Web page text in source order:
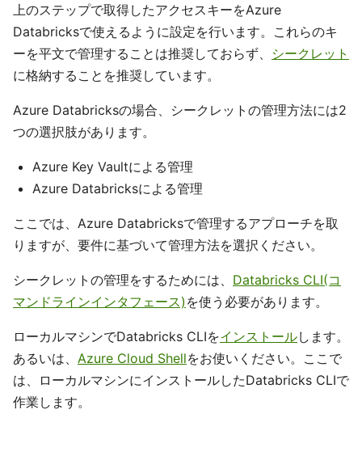
上のステップで取得したアクセスキーをAzure
Databricksで使えるように設定を行います。これらのキ
ーを平文で管理することは推奨しておらず、 シークレット
に格納することを推奨しています。
Azure Databricksの場合、シークレットの管理方法には2
つの選択肢があります。
Azure Key Vaultによる管理
Azure Databricksによる管理
ここでは、Azure Databricksで管理するアプローチを取
りますが、要件に基づいて管理方法を選択ください。
シークレットの管理をするためには、 Databricks CLI(コ
マンドラインインタフェース) を使う必要があります。
ローカルマシンでDatabricks CLIをインストールします。
あるいは、 Azure Cloud Shellをお使いください。ここで
は、ローカルマシンにインストールしたDatabricks CLIで
作業します。